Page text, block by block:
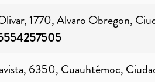
1770, Alvaro Obregon,
6350, Cuauhtémoc,